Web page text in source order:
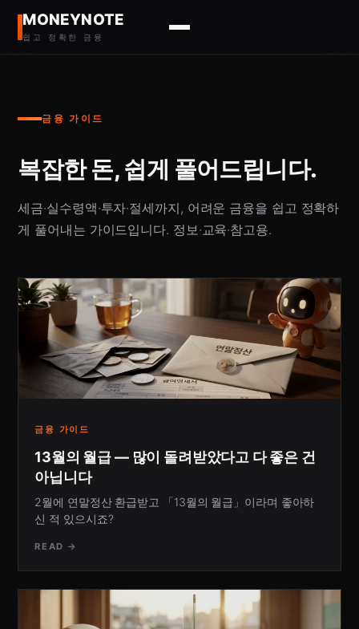
MONEYNOTE
쉽고 정확한 금융
금융 가이드
복잡한 돈, 쉽게 풀어드립니다.
세금·실수령액·투자·절세까지, 어려운 금융을 쉽고 정확하
게 풀어내는 가이드입니다. 정보·교육·참고용.
금융 가이드
13월의 월급 — 많이 돌려받았다고 다 좋은 건
아닙니다
2월에 연말정산 환급받고 「13월의 월급」이라며 좋아하
신 적 있으시죠?
READ →